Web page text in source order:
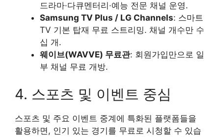
드라마·다큐멘터리·예능 전문 채널 운영.
Samsung TV Plus / LG Channels: 스마트
TV 기본 탑재 무료 스트리밍. 채널 개수만 수
십 개.
웨이브(WAVVE) 무료관: 회원가입만으로 일
부 채널 무료 개방.
4. 스포츠 및 이벤트 중심
스포츠 및 주요 이벤트 중계에 특화된 플랫폼들을
활용하면, 인기 있는 경기를 무료로 시청할 수 있습